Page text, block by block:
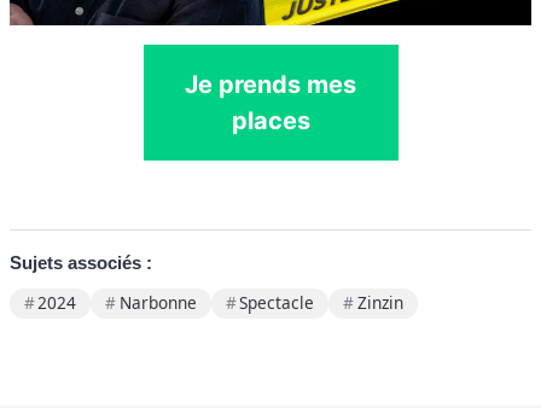
Je prends mes
places
Sujets associés :
2024 Narbonne Spectacle Zinzin